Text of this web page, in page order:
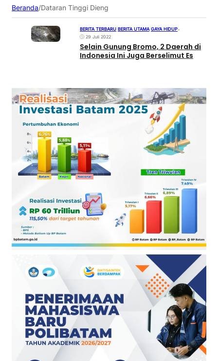
Beranda/Dataran Tinggi Dieng
BERITA TERBARU BERITA UTAMA GAYA HIDUP•
29 Juli 2022
Selain Gunung Bromo, 2 Daerah di
Indonesia Ini Juga Berselimut Es